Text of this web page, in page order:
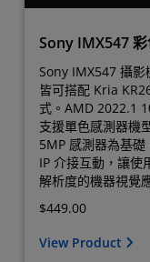
Sony IMX547
Sony IMX547 攝
皆可搭配 Kria
式。AMD 2022.1
支援單色感測器機
5MP 感測器為基礎
IP 介接互動，讓使
解析度的機器視覺
$449.00
View Product